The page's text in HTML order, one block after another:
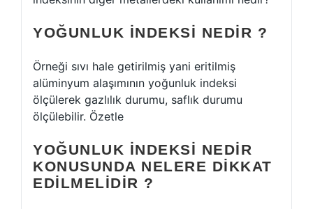
YOĞUNLUK INDEKSI NEDIR ?
Örneği sıvı hale getirilmiş yani eritilmiş
alüminyum alaşımının yoğunluk indeksi
ölçülerek gazlılık durumu, saflık durumu
ölçülebilir. Özetle
YOĞUNLUK INDEKSI NEDIR
KONUSUNDA NELERE DIKKAT
EDILMELIDIR ?